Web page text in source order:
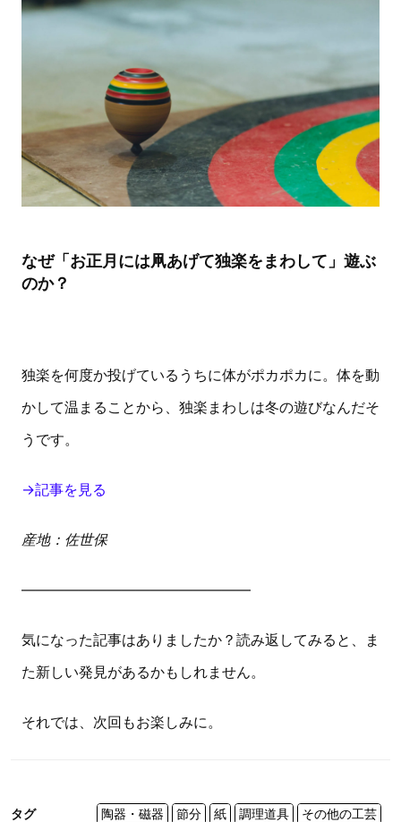
なぜ「お正月には凧あげて独楽をまわして」遊ぶ
のか？
独楽を何度か投げているうちに体がポカポカに。体を動
かして温まることから、独楽まわしは冬の遊びなんだそ
うです。
→記事を見る
産地：佐世保
————————————————
気になった記事はありましたか？読み返してみると、ま
た新しい発見があるかもしれません。
それでは、次回もお楽しみに。
タグ 陶器・磁器 節分 紙 調理道具
その他の工芸